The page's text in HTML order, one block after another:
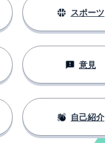
スポーツ
意見
自己紹介